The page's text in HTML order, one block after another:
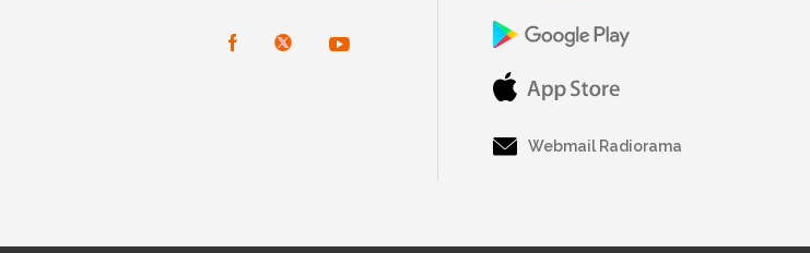
Webmail Radiorama